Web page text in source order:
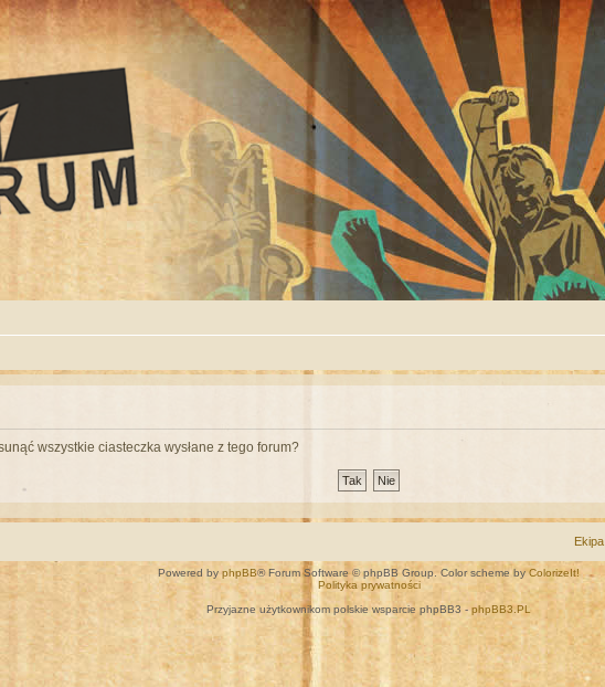
wszystkie ciasteczka wysłane z tego forum?
Ekipa
Powered by phpBB® Forum Software © phpBB Group. Color scheme byColorizeIt!
Polityka prywatności
Przyjazne użytkownikom polskie wsparcie phpBB3 -phpBB3.PL